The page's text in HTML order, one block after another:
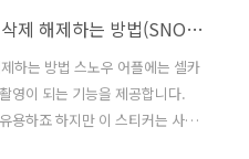
스노우 다운 받은 스티커 자동 삭제 해제하는 방법(SNOW어플)
하는 방법 스노우 어플에는 셀카
영이 되는 기능을 제공합니다.
용하죠 하지만 이 스티커는 사용
를 사용하기 위해서는 하나하